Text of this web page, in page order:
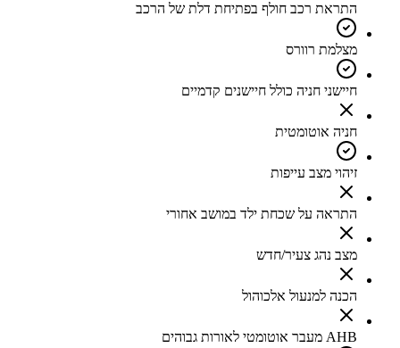
התראת רכב חולף בפתיחת דלת של הרכב
מצלמת רוורס
חיישני חניה כולל חיישנים קדמיים
חניה אוטומטית
זיהוי מצב עייפות
התראה על שכחת ילד במושב אחורי
מצב נהג צעיר/חדש
הכנה למנעול אלכוהול
AHB מעבר אוטומטי לאורות גבוהים